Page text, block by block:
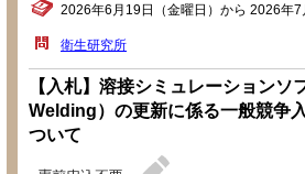
2026年6月19日（金曜日）から 2026年7
衛生研究所
【入札】溶接シミュレーション
Welding）の更新に係る一般競争
ついて